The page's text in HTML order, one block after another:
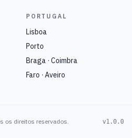
PORTUGAL
Lisboa
Porto
Braga · Coimbra
Faro · Aveiro
os direitos reservados. v1.0.0